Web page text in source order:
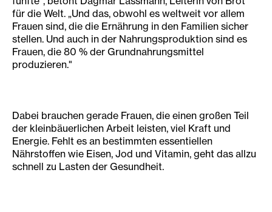
für die Welt. „Und das, obwohl es weltweit vor allem
Frauen sind, die die Ernährung in den Familien sicher
stellen. Und auch in der Nahrungsproduktion sind es
Frauen, die 80 % der Grundnahrungsmittel
produzieren."
Dabei brauchen gerade Frauen, die einen großen Teil
der kleinbäuerlichen Arbeit leisten, viel Kraft und
Energie. Fehlt es an bestimmten essentiellen
Nährstoffen wie Eisen, Jod und Vitamin, geht das allzu
schnell zu Lasten der Gesundheit.